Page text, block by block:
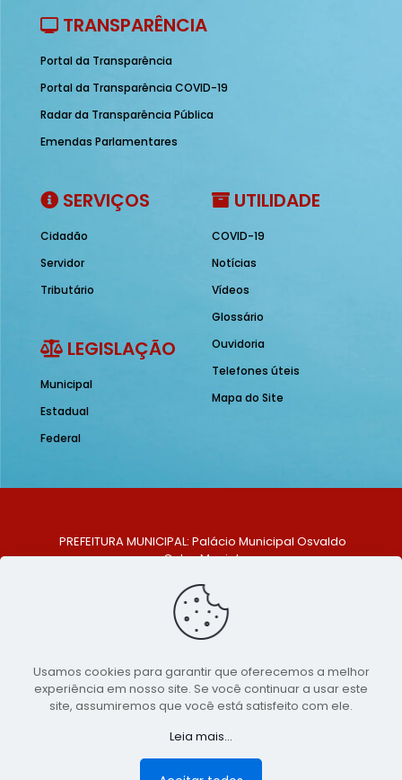
TRANSPARÊNCIA
Portal da Transparência
Portal da Transparência COVID-19
Radar da Transparência Pública
Emendas Parlamentares
SERVIÇOS
Cidadão
Servidor
Tributário
LEGISLAÇÃO
Municipal
Estadual
Federal
UTILIDADE
COVID-19
Notícias
Vídeos
Glossário
Ouvidoria
Telefones úteis
Mapa do Site
PREFEITURA MUNICIPAL: Palácio Municipal Osvaldo
Celso Maciel
Centro, São Bento do Una - PE. CEP: 553370-128
TELEFONE: (81) 99548-1569
E-MAIL: ouvidoria@saobentodouna.pe.gov.br
Copyright 2021-2026 - Assessoria de Comunicação da
Prefeitura de São Bento do Una - PE
Página desenvolvida pela agência de
publicidadeLumusWeb - Agência Digital
Usamos cookies para garantir que oferecemos a melhor
experiência em nosso site. Se você continuar a usar este
site, assumiremos que você está satisfeito com ele.
Leia mais...